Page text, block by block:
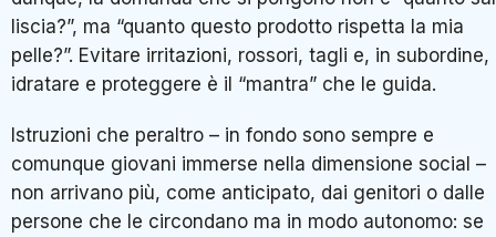
liscia?”, ma “quanto questo prodotto rispetta la mia
pelle?”. Evitare irritazioni, rossori, tagli e, in subordine,
idratare e proteggere è il “mantra” che le guida.
Istruzioni che peraltro – in fondo sono sempre e
comunque giovani immerse nella dimensione social –
non arrivano più, come anticipato, dai genitori o dalle
persone che le circondano ma in modo autonomo: se